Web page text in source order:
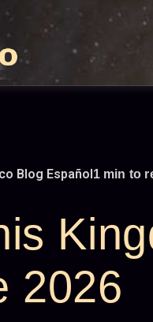
Blog Español1 min to
2026